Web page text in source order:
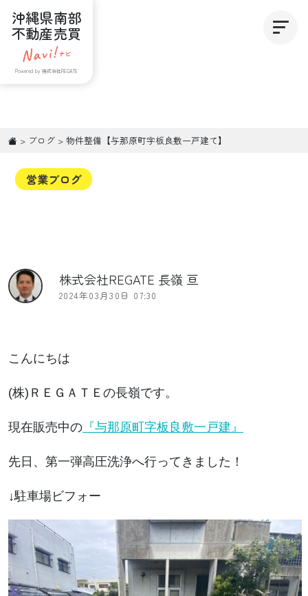
沖縄県南部
不動産売買
Powered by 株式会社REGATE
> ブログ > 物件整備【与那原町字板良敷一戸建て】
営業ブログ
株式会社REGATE 長嶺 亘
2024年03月30日 07:30
こんにちは
(株)ＲＥＧＡＴＥの長嶺です。
現在販売中の 『与那原町字板良敷一戸建』
先日、第一弾高圧洗浄へ行ってきました！
↓駐車場ビフォー